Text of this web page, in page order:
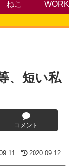
ねこ WORK
、短い私
コメント
2020.09.12